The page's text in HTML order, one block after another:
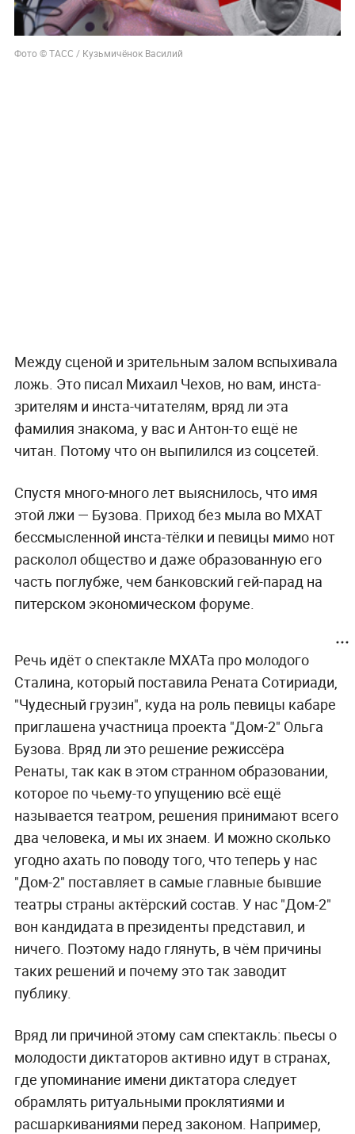
Фото © ТАСС / Кузьмичёнок Василий
Между сценой и зрительным залом вспыхивала
ложь. Это писал Михаил Чехов, но вам, инста-
зрителям и инста-читателям, вряд ли эта
фамилия знакома, у вас и Антон-то ещё не
читан. Потому что он выпилился из соцсетей.
Спустя много-много лет выяснилось, что имя
этой лжи — Бузова. Приход без мыла во МХАТ
бессмысленной инста-тёлки и певицы мимо нот
расколол общество и даже образованную его
часть поглубже, чем банковский гей-парад на
питерском экономическом форуме.
Речь идёт о спектакле МХАТа про молодого
Сталина, который поставила Рената Сотириади,
"Чудесный грузин", куда на роль певицы кабаре
приглашена участница проекта "Дом-2" Ольга
Бузова. Вряд ли это решение режиссёра
Ренаты, так как в этом странном образовании,
которое по чьему-то упущению всё ещё
называется театром, решения принимают всего
два человека, и мы их знаем. И можно сколько
угодно ахать по поводу того, что теперь у нас
"Дом-2" поставляет в самые главные бывшие
театры страны актёрский состав. У нас "Дом-2"
вон кандидата в президенты представил, и
ничего. Поэтому надо глянуть, в чём причины
таких решений и почему это так заводит
публику.
Вряд ли причиной этому сам спектакль: пьесы о
молодости диктаторов активно идут в странах,
где упоминание имени диктатора следует
обрамлять ритуальными проклятиями и
расшаркиваниями перед законом. Например,